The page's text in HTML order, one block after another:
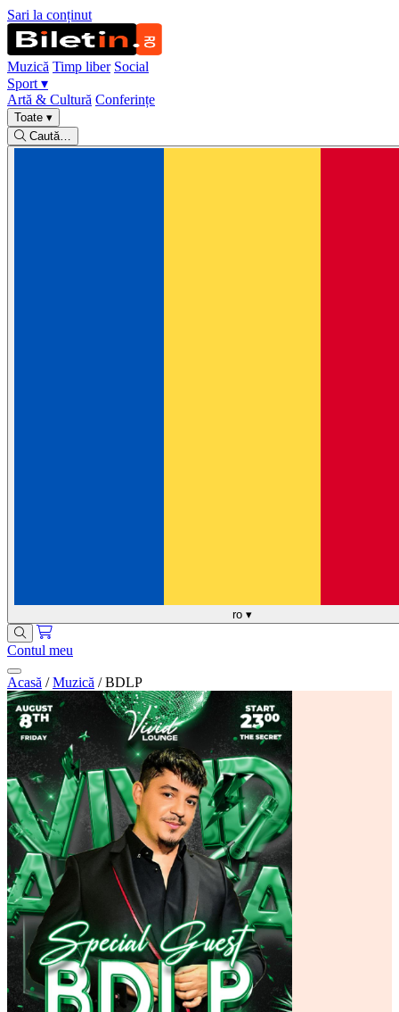
Sari la conținut
Muzică Timp liber Social
Sport ▾
Artă & Cultură Conferințe
Toate ▾
Caută…
ro ▾
Contul meu
Acasă / Muzică / BDLP